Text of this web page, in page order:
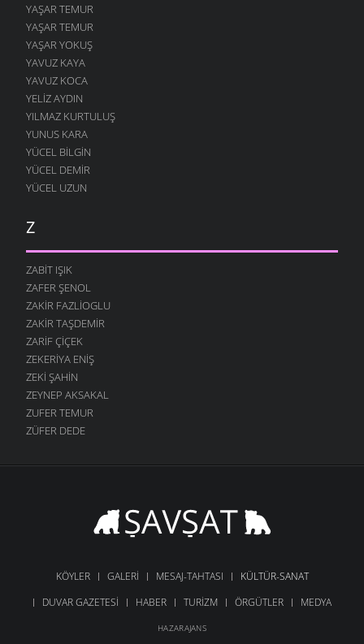
YAŞAR TEMUR
YAŞAR TEMUR
YAŞAR YOKUŞ
YAVUZ KAYA
YAVUZ KOCA
YELIZ AYDIN
YILMAZ KURTULUŞ
YUNUS KARA
YÜCEL BILGIN
YÜCEL DEMIR
YÜCEL UZUN
Z
ZABIT IŞIK
ZAFER ŞENOL
ZAKIR FAZLIOGLU
ZAKIR TAŞDEMIR
ZARIF ÇIÇEK
ZEKERIYA ENIŞ
ZEKI ŞAHIN
ZEYNEP AKSAKAL
ZUFER TEMUR
ZÜFER DEDE
KÖYLER GALERI MESAJ-TAHTASI
KÜLTÜR-SANAT
DUVAR GAZETESI
HABER TURIZM ÖRGÜTLER MEDYA
HAZARAJANS